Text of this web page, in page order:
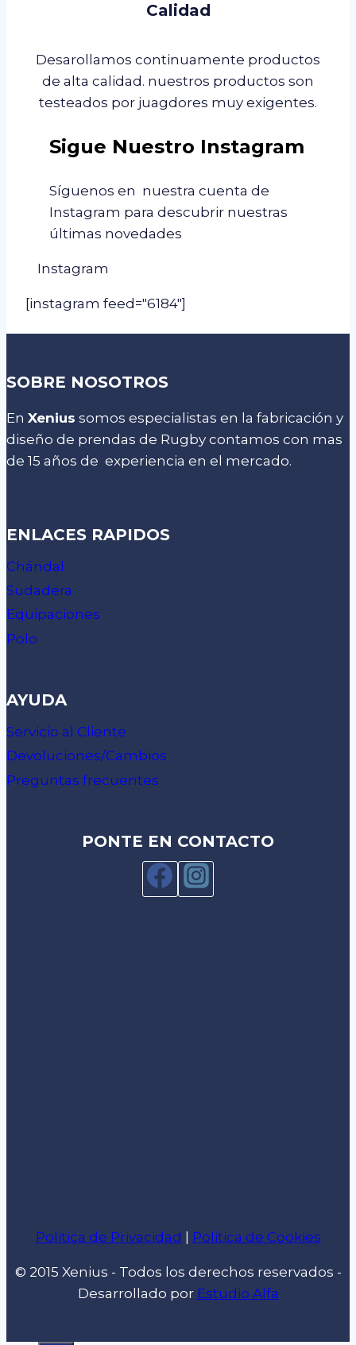
Calidad
Desarollamos continuamente productos
de alta calidad. nuestros productos son
testeados por juagdores muy exigentes.
Sigue Nuestro Instagram
Síguenos en nuestra cuenta de
Instagram para descubrir nuestras
últimas novedades
Instagram
[instagram feed="6184"]
SOBRE NOSOTROS
En Xenius somos especialistas en la fabricación y
diseño de prendas de Rugby contamos con mas
de 15 años de experiencia en el mercado.
ENLACES RAPIDOS
Chándal
Sudadera
Equipaciones
Polo
AYUDA
Servicio al Cliente
Devoluciones/Cambios
Preguntas frecuentes
PONTE EN CONTACTO
Politica de Privacidad | Politica de Cookies
© 2015 Xenius - Todos los derechos reservados -
Desarrollado por Estudio Alfa